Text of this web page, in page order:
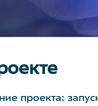
проекта: